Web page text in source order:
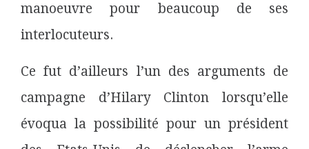
manoeuvre pour beaucoup de ses
interlocuteurs.
Ce fut d’ailleurs l’un des arguments de
campagne d’Hilary Clinton lorsqu’elle
évoqua la possibilité pour un président